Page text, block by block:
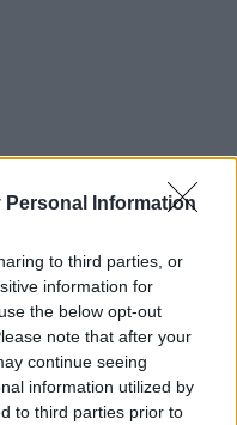
Personal Information
to third parties, or
information for
the below opt-out
note that after your
continue seeing
information utilized by
to third parties prior to
βλέπει με
δανεισμού του στην
εξασφαλίσει χρόνο
δεν
τόσο του Πεπ